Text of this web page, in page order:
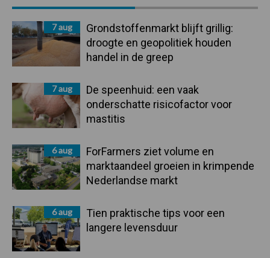
Sidebar
7 aug
Grondstoffenmarkt blijft grillig:
droogte en geopolitiek houden
handel in de greep
7 aug
De speenhuid: een vaak
onderschatte risicofactor voor
mastitis
6 aug
ForFarmers ziet volume en
marktaandeel groeien in krimpende
Nederlandse markt
6 aug
Tien praktische tips voor een
langere levensduur